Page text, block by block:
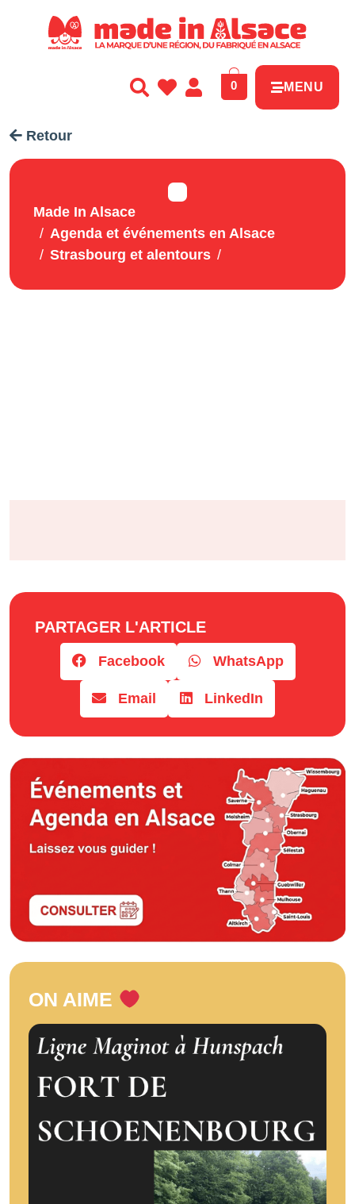
0 MENU
Retour
Made In Alsace
Agenda et événements en Alsace
Strasbourg et alentours
PARTAGER L'ARTICLE
Facebook WhatsApp
Email LinkedIn
ON AIME